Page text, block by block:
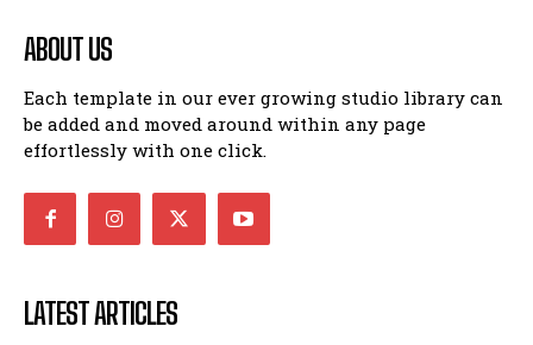
ABOUT US
Each template in our ever growing studio library can
be added and moved around within any page
effortlessly with one click.
LATEST ARTICLES